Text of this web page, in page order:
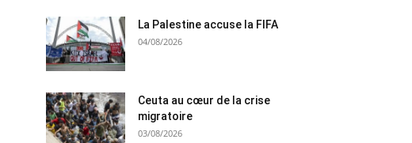
La Palestine accuse la FIFA
04/08/2026
Ceuta au cœur de la crise
migratoire
03/08/2026